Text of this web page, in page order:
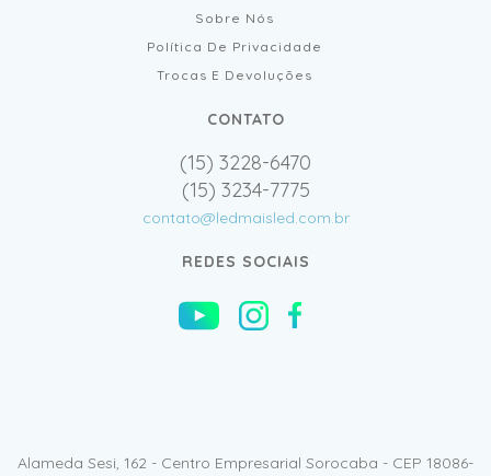
Sobre Nós
Política De Privacidade
Trocas E Devoluções
CONTATO
(15) 3228-6470
(15) 3234-7775
contato@ledmaisled.com.br
REDES SOCIAIS
Alameda Sesi, 162 - Centro Empresarial Sorocaba - CEP 18086-